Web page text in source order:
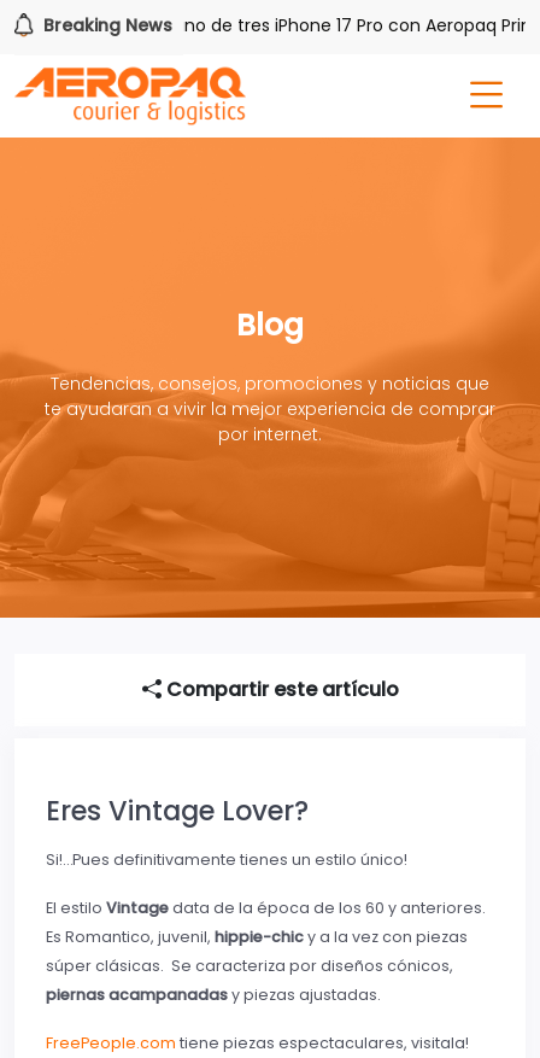
Breaking News
Gana uno de tres iPhone 17 Pro con Aeropaq Prime
Blog
Tendencias, consejos, promociones y noticias que
te ayudaran a vivir la mejor experiencia de comprar
por internet.
Compartir este artículo
Eres Vintage Lover?
Si!…Pues definitivamente tienes un estilo único!
El estilo Vintagedata de la época de los 60 y anteriores.
Es Romantico, juvenil, hippie-chicy a la vez con piezas
súper clásicas. Se caracteriza por diseños cónicos,
piernas acampanadasy piezas ajustadas.
FreePeople.com tiene piezas espectaculares, visitala!